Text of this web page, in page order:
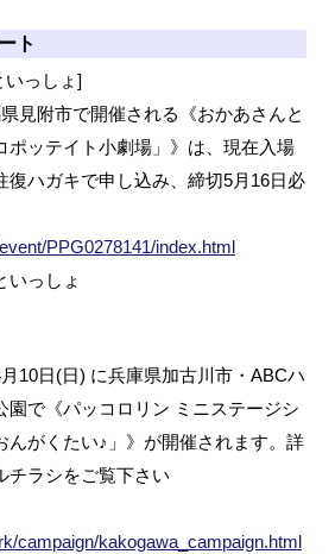
ト
いっしょ]
見附市で開催される《おかあさんと
ポッテイト小劇場」》は、現在入場
復ハガキで申し込み、締切5月16日必
PPG0278141/index.html
いっしょ
10日(日) に兵庫県加古川市・ABCハ
園で《パッコロリン ミニステージシ
んがくたい♪」》が開催されます。詳
チラシをご覧下さい
campaign/kakogawa_campaign.html